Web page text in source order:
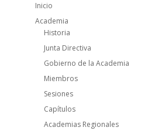
Inicio
Academia
Historia
Junta Directiva
Gobierno de la Academia
Miembros
Sesiones
Capítulos
Academias Regionales